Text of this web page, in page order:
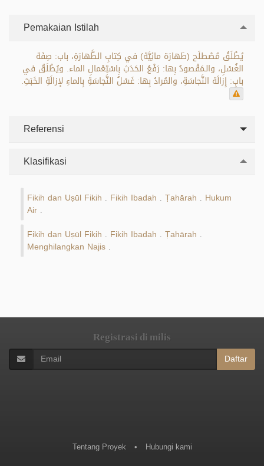
Pemakaian Istilah
يُطْلَقُ مُصْطلَح (طَهارَة مائِيَّة) في كِتابِ الطَّهارَةِ، باب: صِفَة
الغُسْلِ، والـمَقْصودُ بِها: رَفْعُ الحَدَثِ بِاسْتِعْمالِ الماء. ويُطْلَقُ في
بابِ: إِزالَة النَّجاسَةِ، والمُرادُ بِها: غَسْلُ النَّجاسَةِ بِالماءِ لإزالَةِ الخَبَثِ.
Referensi
Klasifikasi
Fikih dan Uṣūl Fikih Fikih Ibadah Ṭahārah Hukum
Air
Fikih dan Uṣūl Fikih Fikih Ibadah Ṭahārah
Menghilangkan Najis
Registrasi di milis
Daftar
Tentang Proyek •
Hubungi kami